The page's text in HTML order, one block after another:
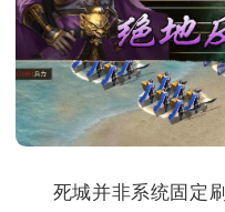
死城并非系统固定